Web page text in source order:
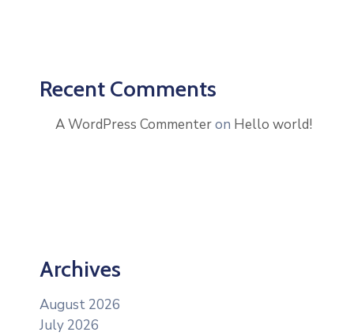
Recent Comments
A WordPress Commenteron Hello world!
Archives
August 2026
July 2026